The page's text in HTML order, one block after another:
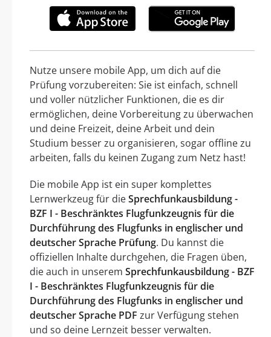
Nutze unsere mobile App, um dich auf die
Prüfung vorzubereiten: Sie ist einfach, schnell
und voller nützlicher Funktionen, die es dir
ermöglichen, deine Vorbereitung zu überwachen
und deine Freizeit, deine Arbeit und dein
Studium besser zu organisieren, sogar offline zu
arbeiten, falls du keinen Zugang zum Netz hast!
Die mobile App ist ein super komplettes
Lernwerkzeug für dieSprechfunkausbildung -
BZF I - Beschränktes Flugfunkzeugnis für die
Durchführung des Flugfunks in englischer und
deutscher Sprache Prüfung. Du kannst die
offiziellen Inhalte durchgehen, die Fragen üben,
die auch in unserem Sprechfunkausbildung - BZF
I - Beschränktes Flugfunkzeugnis für die
Durchführung des Flugfunks in englischer und
deutscher Sprache PDF zur Verfügung stehen
und so deine Lernzeit besser verwalten.